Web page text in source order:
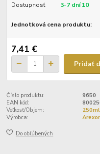
Dostupnosť 3-7 dní 10
Jednotková cena produktu:
7,41 €
Pridať
Číslo produktu:
9650
EAN kód:
Veľkosť/Objem:
250ml
Výrobca:
Do obľúbených